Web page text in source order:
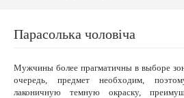
Парасолька чоловіча
Мужчины более прагматичны в выборе
очередь, предмет необходим,
лаконичную темную окраску,